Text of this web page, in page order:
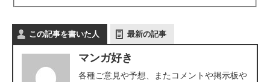
この記事を書いた人 最新の記事
マンガ好き
各種ご意見や予想、またコメントや掲示板や